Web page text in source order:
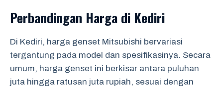
Perbandingan Harga di Kediri
Di Kediri, harga genset Mitsubishi bervariasi
tergantung pada model dan spesifikasinya. Secara
umum, harga genset ini berkisar antara puluhan
juta hingga ratusan juta rupiah, sesuai dengan